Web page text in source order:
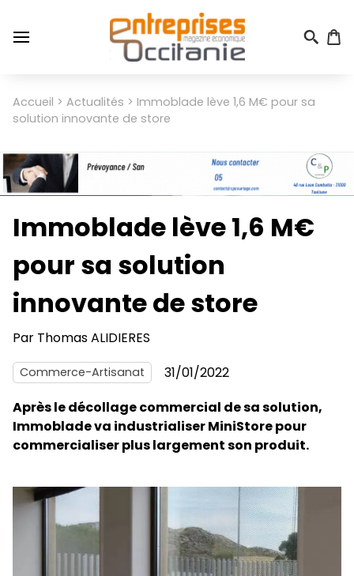
au
contenu
Menu
du
de
l'utilisateur
Fil
Accueil Actualités
Immoblade lève 1,6 M€ pour sa
solution innovante de store
Immoblade lève 1,6 M€
pour sa solution
innovante de store
Par Thomas ALIDIERES
Commerce-Artisanat
31/01/2022
Après le décollage commercial de sa solution,
Immoblade va industrialiser MiniStore pour
commercialiser plus largement son produit.